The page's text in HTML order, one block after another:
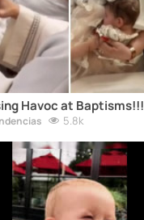
Havoc at Baptisms!!!
5.8k